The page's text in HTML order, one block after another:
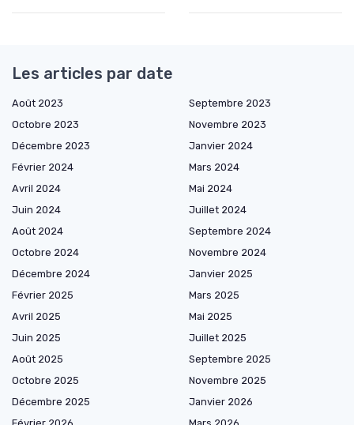
Les articles par date
Août 2023
Septembre 2023
Octobre 2023
Novembre 2023
Décembre 2023
Janvier 2024
Février 2024
Mars 2024
Avril 2024
Mai 2024
Juin 2024
Juillet 2024
Août 2024
Septembre 2024
Octobre 2024
Novembre 2024
Décembre 2024
Janvier 2025
Février 2025
Mars 2025
Avril 2025
Mai 2025
Juin 2025
Juillet 2025
Août 2025
Septembre 2025
Octobre 2025
Novembre 2025
Décembre 2025
Janvier 2026